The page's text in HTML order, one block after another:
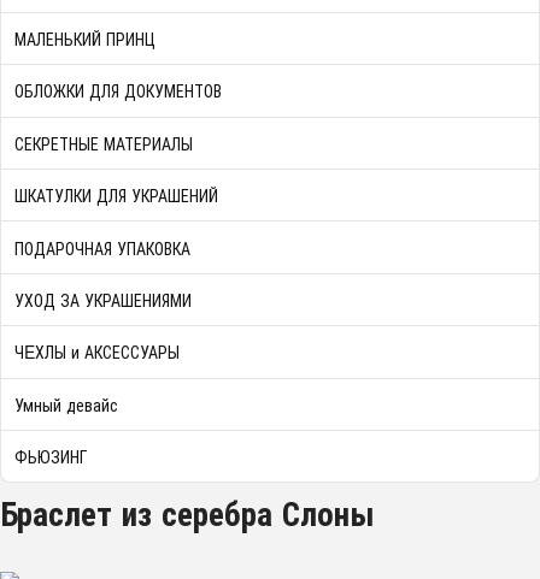
МАЛЕНЬКИЙ ПРИНЦ
ОБЛОЖКИ ДЛЯ ДОКУМЕНТОВ
СЕКРЕТНЫЕ МАТЕРИАЛЫ
ШКАТУЛКИ ДЛЯ УКРАШЕНИЙ
ПОДАРОЧНАЯ УПАКОВКА
УХОД ЗА УКРАШЕНИЯМИ
ЧEХЛЫ и АКСЕССУАРЫ
Умный девайс
ФЬЮЗИНГ
Браслет из серебра Слоны